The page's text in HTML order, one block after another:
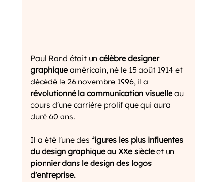
Paul Rand était un célèbre designer
graphique américain, né le 15 août 1914 et
décédé le 26 novembre 1996, il a
révolutionné la communication visuelle au
cours d'une carrière prolifique qui aura
duré 60 ans.
Il a été l'une des figures les plus influentes
du design graphique au XXe siècle et un
pionnier dans le design des logos
d'entreprise.